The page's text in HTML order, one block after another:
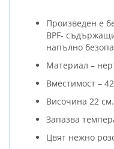
Произведен е
BPF-
напълно
Материал –
Вместимост –
Височина 22
Запазва
Цвят нежно